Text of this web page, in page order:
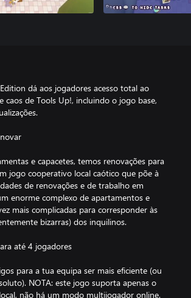
dá aos jogadores acesso total ao
caos de Tools Up!, incluindo o jogo base,
e capacetes, temos renovações para
jogo cooperativo local caótico que põe à
de renovações e de trabalho em
enorme complexo de apartamentos e
mais complicadas para corresponder às
bizarras) dos inquilinos.
até 4 jogadores
para a tua equipa ser mais eficiente (ou
NOTA: este jogo suporta apenas o
não há um modo multijogador online.